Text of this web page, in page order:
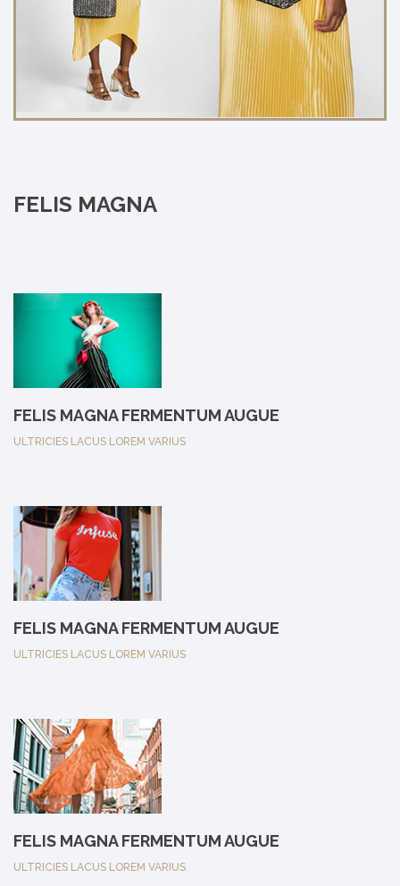
FELIS MAGNA
FELIS MAGNA FERMENTUM AUGUE
ULTRICIES LACUS LOREM VARIUS
FELIS MAGNA FERMENTUM AUGUE
ULTRICIES LACUS LOREM VARIUS
FELIS MAGNA FERMENTUM AUGUE
ULTRICIES LACUS LOREM VARIUS